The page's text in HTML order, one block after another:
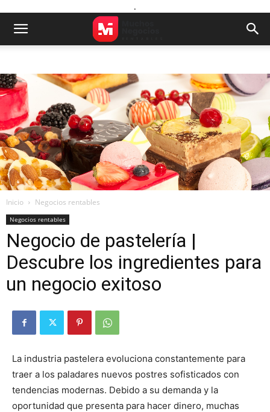
.
Inicio Negocios rentables
Negocios rentables
Negocio de pastelería |
Descubre los ingredientes para
un negocio exitoso
La industria pastelera evoluciona constantemente para
traer a los paladares nuevos postres sofisticados con
tendencias modernas. Debido a su demanda y la
oportunidad que presenta para hacer dinero, muchas